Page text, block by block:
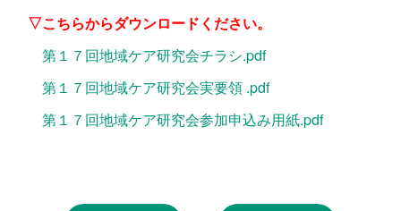
▽こちらからダウンロードください。
第１７回地域ケア研究会チラシ.pdf
第１７回地域ケア研究会実要領 .pdf
第１７回地域ケア研究会参加申込み用紙.pdf